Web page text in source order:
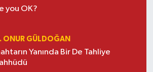
you OK?
ONUR GÜLDOĞAN
Yanında Bir De Tahliye